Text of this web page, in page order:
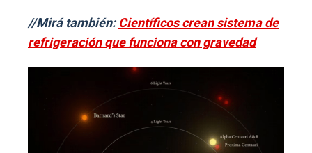
//Mirá también:Científicos crean sistema de
refrigeración que funciona con gravedad